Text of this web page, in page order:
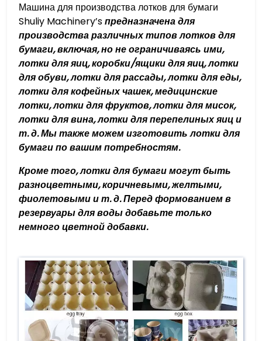
Машина для производства лотков для бумаги
Shuliy Machinery’sпредназначена для
производства различных типов лотков для
бумаги, включая, но не ограничиваясь ими,
лотки для яиц, коробки/ящики для яиц, лотки
для обуви, лотки для рассады, лотки для еды,
лотки для кофейных чашек, медицинские
лотки, лотки для фруктов, лотки для мисок,
лотки для вина, лотки для перепелиных яиц и
т. д. Мы также можем изготовить лотки для
бумаги по вашим потребностям.
Кроме того, лотки для бумаги могут быть
разноцветными, коричневыми, желтыми,
фиолетовыми и т. д. Перед формованием в
резервуары для воды добавьте только
немного цветной добавки.